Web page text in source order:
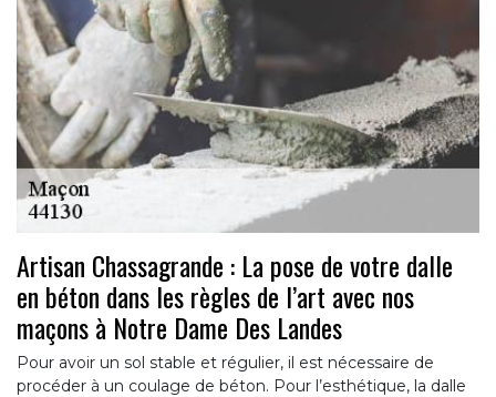
Artisan Chassagrande : La pose de votre dalle
en béton dans les règles de l’art avec nos
maçons à Notre Dame Des Landes
Pour avoir un sol stable et régulier, il est nécessaire de
procéder à un coulage de béton. Pour l’esthétique, la dalle